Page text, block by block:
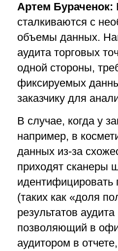
Артем Бураченок:
сталкиваются с
объемы данных.
аудита торговых
одной стороны,
фиксируемых
заказчику для
В случае, когда у
например, в
данных из-за
приходят сканеры
идентифицировать
(таких как «доля
результатов
позволяющий в
аудитором в